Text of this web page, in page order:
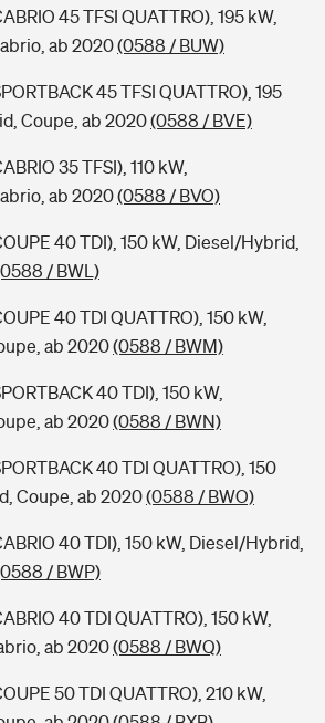
45 TFSI QUATTRO), 195 kW,
ab 2020(0588 / BUW)
45 TFSI QUATTRO), 195
Coupe, ab 2020(0588 / BVE)
35 TFSI), 110 kW,
ab 2020(0588 / BVO)
40 TDI), 150 kW, Diesel/Hybrid,
/ BWL)
40 TDI QUATTRO), 150 kW,
ab 2020(0588 / BWM)
40 TDI), 150 kW,
ab 2020(0588 / BWN)
40 TDI QUATTRO), 150
Coupe, ab 2020(0588 / BWO)
40 TDI), 150 kW, Diesel/Hybrid,
/ BWP)
40 TDI QUATTRO), 150 kW,
ab 2020(0588 / BWQ)
50 TDI QUATTRO), 210 kW,